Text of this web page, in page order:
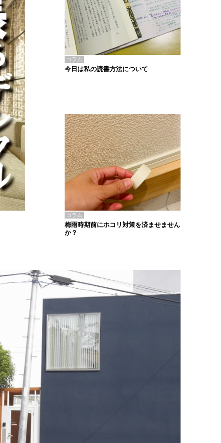
コラム
今日は私の読書方法について
コラム
梅雨時期前にホコリ対策を済ませません
か？